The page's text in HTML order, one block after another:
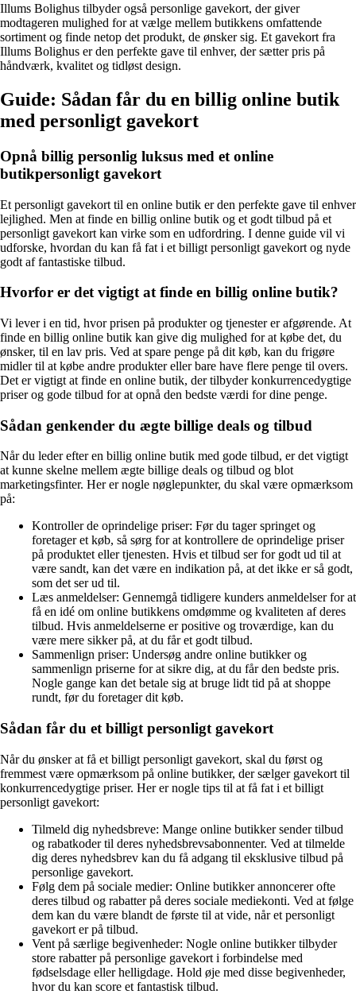
Illums Bolighus tilbyder også personlige gavekort, der giver
modtageren mulighed for at vælge mellem butikkens omfattende
sortiment og finde netop det produkt, de ønsker sig. Et gavekort fra
Illums Bolighus er den perfekte gave til enhver, der sætter pris på
håndværk, kvalitet og tidløst design.
Guide: Sådan får du en billig online butik
med personligt gavekort
Opnå billig personlig luksus med et online
butikpersonligt gavekort
Et personligt gavekort til en online butik er den perfekte gave til enhver
lejlighed. Men at finde en billig online butik og et godt tilbud på et
personligt gavekort kan virke som en udfordring. I denne guide vil vi
udforske, hvordan du kan få fat i et billigt personligt gavekort og nyde
godt af fantastiske tilbud.
Hvorfor er det vigtigt at finde en billig online butik?
Vi lever i en tid, hvor prisen på produkter og tjenester er afgørende. At
finde en billig online butik kan give dig mulighed for at købe det, du
ønsker, til en lav pris. Ved at spare penge på dit køb, kan du frigøre
midler til at købe andre produkter eller bare have flere penge til overs.
Det er vigtigt at finde en online butik, der tilbyder konkurrencedygtige
priser og gode tilbud for at opnå den bedste værdi for dine penge.
Sådan genkender du ægte billige deals og tilbud
Når du leder efter en billig online butik med gode tilbud, er det vigtigt
at kunne skelne mellem ægte billige deals og tilbud og blot
marketingsfinter. Her er nogle nøglepunkter, du skal være opmærksom
på:
Kontroller de oprindelige priser: Før du tager springet og
foretager et køb, så sørg for at kontrollere de oprindelige priser
på produktet eller tjenesten. Hvis et tilbud ser for godt ud til at
være sandt, kan det være en indikation på, at det ikke er så godt,
som det ser ud til.
Læs anmeldelser: Gennemgå tidligere kunders anmeldelser for at
få en idé om online butikkens omdømme og kvaliteten af deres
tilbud. Hvis anmeldelserne er positive og troværdige, kan du
være mere sikker på, at du får et godt tilbud.
Sammenlign priser: Undersøg andre online butikker og
sammenlign priserne for at sikre dig, at du får den bedste pris.
Nogle gange kan det betale sig at bruge lidt tid på at shoppe
rundt, før du foretager dit køb.
Sådan får du et billigt personligt gavekort
Når du ønsker at få et billigt personligt gavekort, skal du først og
fremmest være opmærksom på online butikker, der sælger gavekort til
konkurrencedygtige priser. Her er nogle tips til at få fat i et billigt
personligt gavekort:
Tilmeld dig nyhedsbreve: Mange online butikker sender tilbud
og rabatkoder til deres nyhedsbrevsabonnenter. Ved at tilmelde
dig deres nyhedsbrev kan du få adgang til eksklusive tilbud på
personlige gavekort.
Følg dem på sociale medier: Online butikker annoncerer ofte
deres tilbud og rabatter på deres sociale mediekonti. Ved at følge
dem kan du være blandt de første til at vide, når et personligt
gavekort er på tilbud.
Vent på særlige begivenheder: Nogle online butikker tilbyder
store rabatter på personlige gavekort i forbindelse med
fødselsdage eller helligdage. Hold øje med disse begivenheder,
hvor du kan score et fantastisk tilbud.